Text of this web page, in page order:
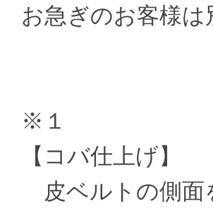
お急ぎのお客様
※１
【コバ仕上げ】
皮ベルトの側面